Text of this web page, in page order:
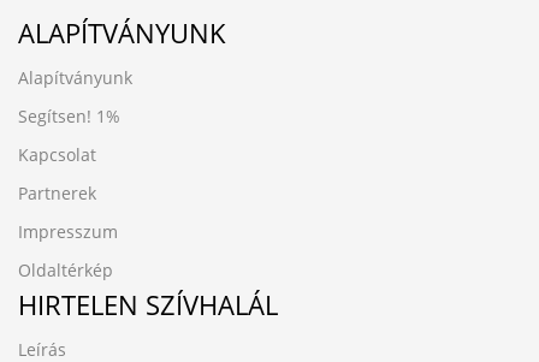
ALAPÍTVÁNYUNK
Alapítványunk
Segítsen! 1%
Kapcsolat
Partnerek
Impresszum
Oldaltérkép
HIRTELEN SZÍVHALÁL
Leírás